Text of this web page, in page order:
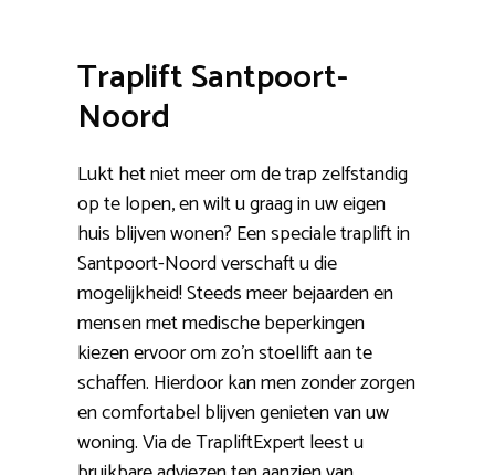
Traplift Santpoort-
Noord
Lukt het niet meer om de trap zelfstandig
op te lopen, en wilt u graag in uw eigen
huis blijven wonen? Een speciale traplift in
Santpoort-Noord verschaft u die
mogelijkheid! Steeds meer bejaarden en
mensen met medische beperkingen
kiezen ervoor om zo’n stoellift aan te
schaffen. Hierdoor kan men zonder zorgen
en comfortabel blijven genieten van uw
woning. Via de TrapliftExpert leest u